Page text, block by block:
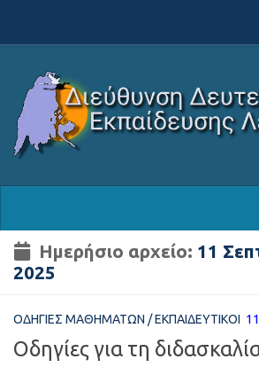
Ημερήσιο αρχείο: 11
2025
ΟΔΗΓΊΕΣ ΜΑΘΗΜΆΤΩΝ /ΕΚΠΑΙΔΕΥΤΙΚΟΊ
Οδηγίες για τη